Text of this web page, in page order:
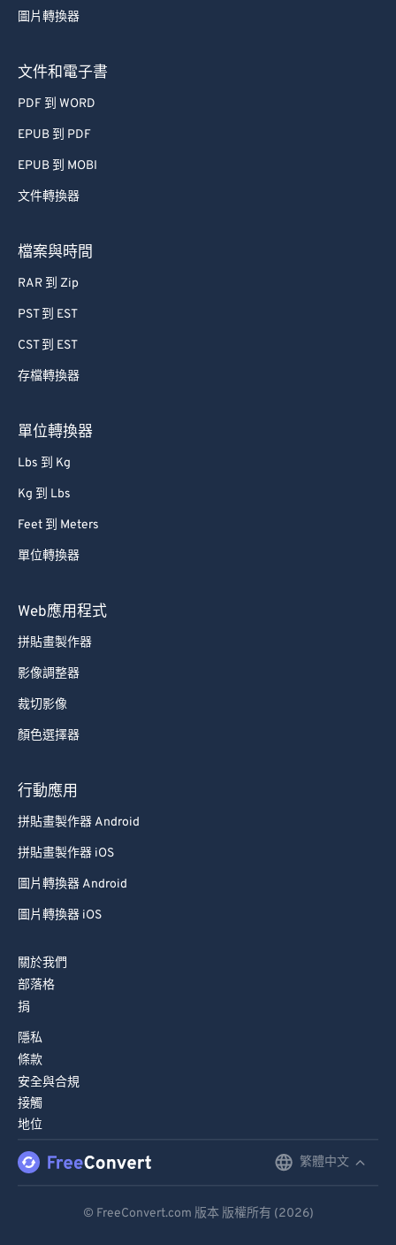
圖片轉換器
文件和電子書
PDF 到 WORD
EPUB 到 PDF
EPUB 到 MOBI
文件轉換器
檔案與時間
RAR 到 Zip
PST 到 EST
CST 到 EST
存檔轉換器
單位轉換器
Lbs 到 Kg
Kg 到 Lbs
Feet 到 Meters
單位轉換器
Web應用程式
拼貼畫製作器
影像調整器
裁切影像
顏色選擇器
行動應用
拼貼畫製作器 Android
拼貼畫製作器 iOS
圖片轉換器 Android
圖片轉換器 iOS
關於我們
部落格
捐
隱私
條款
安全與合規
接觸
地位
繁體中文
© FreeConvert.com 版本 版權所有 (2026)